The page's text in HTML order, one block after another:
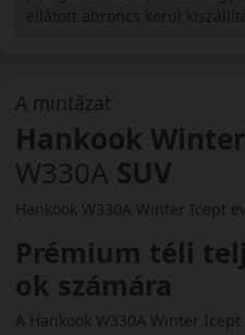
A mintázat
Hankook
W330A SUV
Hankook W330A Winter Icept
Prémium téli
ok számára
A Hankook W330A Winter